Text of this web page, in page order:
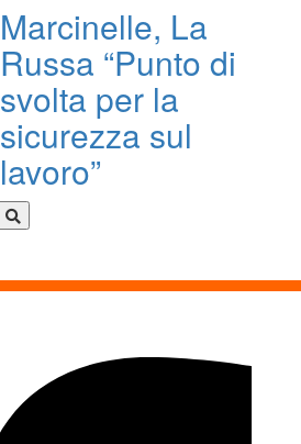
Marcinelle, La
Russa “Punto di
svolta per la
sicurezza sul
lavoro”